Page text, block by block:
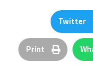
Twitter
Print